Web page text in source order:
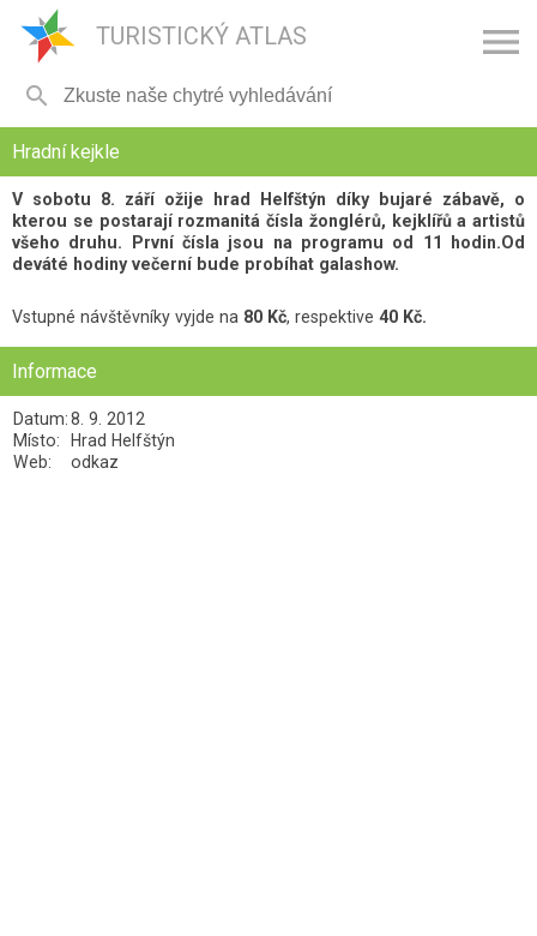
TURISTICKÝ ATLAS 

Hradní kejkle
V sobotu 8. září ožije hrad Helfštýn díky bujaré zábavě, o
kterou se postarají rozmanitá čísla žonglérů, kejklířů a artistů
všeho druhu. První čísla jsou na programu od 11 hodin.Od
deváté hodiny večerní bude probíhat galashow.
Vstupné návštěvníky vyjde na 80 Kč, respektive 40 Kč.
Informace
Datum:8. 9. 2012
Místo:
Hrad Helfštýn
Web:
odkaz